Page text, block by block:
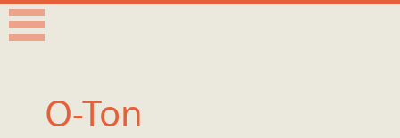
O-Ton